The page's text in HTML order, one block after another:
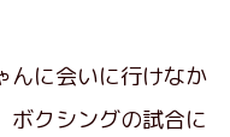
んに会いに行けなか
ボクシングの試合に